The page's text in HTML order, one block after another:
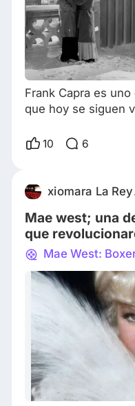
Frank Capra es
que hoy se siguen
filoanglosajona que
una noche. La idea
directamente a
cuerpo en el
Washington, y
10 6
Mae west; una
que
Mae West: